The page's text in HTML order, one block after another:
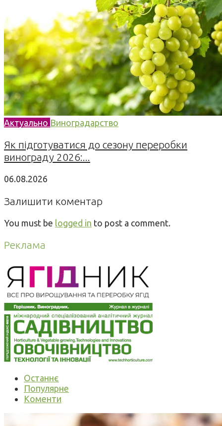
Актуально Виноградарство
Як підготуватися до сезону переробки
винограду 2026:...
06.08.2026
Залишити коментар
You must be logged in to post a comment.
Реклама
Останнє
Популярне
Коменти